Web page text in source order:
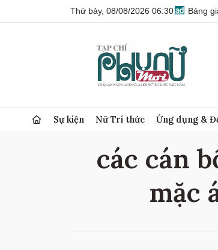
Thứ bảy, 08/08/2026 06:30 Bảng
Sự kiện Nữ Trí thức Ứng dụng &
các cán
mặc